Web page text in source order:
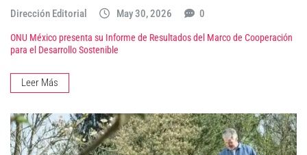
Dirección Editorial May 30, 2026 0
ONU México presenta su Informe de Resultados del Marco de Cooperación
para el Desarrollo Sostenible
Leer Más